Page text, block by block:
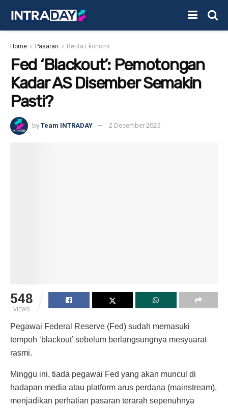
Home Pasaran Berita Ekonomi
Fed ‘Blackout’: Pemotongan
Kadar AS Disember Semakin
Pasti?
by Team INTRADAY 2 December 2025
548
VIEWS
Pegawai Federal Reserve (Fed) sudah memasuki
tempoh ‘blackout’ sebelum berlangsungnya mesyuarat
rasmi.
Minggu ini, tiada pegawai Fed yang akan muncul di
hadapan media atau platform arus perdana (mainstream),
menjadikan perhatian pasaran terarah sepenuhnya